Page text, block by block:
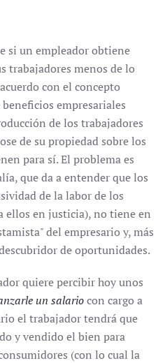
si un empleador obtiene
trabajadores menos de lo
con el concepto
empresariales
de los trabajadores
de su propiedad sobre los
para sí. El problema es
que da a entender que los
de la labor de los
ellos en justicia), no tiene en
del empresario y, más
de oportunidades.
quiere percibir hoy unos
un salariocon cargo a
el trabajador tendrá que
y vendido el bien para
(con lo cual la